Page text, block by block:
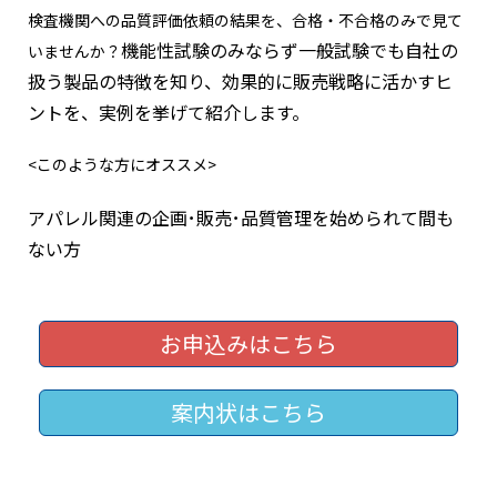
検査機関への品質評価依頼の結果を、合格・不合格のみで見て
いませんか？機能性試験のみならず一般試験でも自社の
扱う製品の特徴を知り、効果的に販売戦略に活かすヒ
ントを、実例を挙げて紹介します。
<このような方にオススメ>
アパレル関連の企画･販売･品質管理を始められて間も
ない方
お申込みはこちら
案内状はこちら